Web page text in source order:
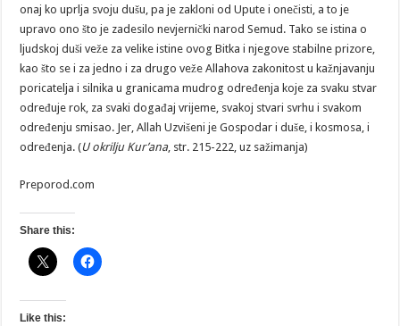
onaj ko uprlja svoju dušu, pa je zakloni od Upute i onečisti, a to je
upravo ono što je zadesilo nevjernički narod Semud. Tako se istina o
ljudskoj duši veže za velike istine ovog Bitka i njegove stabilne prizore,
kao što se i za jedno i za drugo veže Allahova zakonitost u kažnjavanju
poricatelja i silnika u granicama mudrog određenja koje za svaku stvar
određuje rok, za svaki događaj vrijeme, svakoj stvari svrhu i svakom
određenju smisao. Jer, Allah Uzvišeni je Gospodar i duše, i kosmosa, i
određenja. (U okrilju Kur’ana, str. 215-222, uz sažimanja)
Preporod.com
Share this:
Like this: